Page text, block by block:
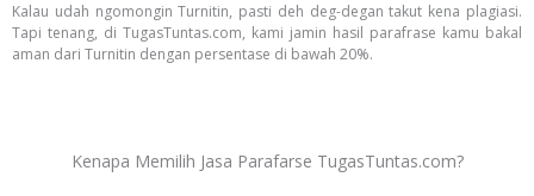
Kalau udah ngomongin Turnitin, pasti deh deg-degan takut kena plagiasi.
Tapi tenang, di TugasTuntas.com, kami jamin hasil parafrase kamu bakal
aman dari Turnitin dengan persentase di bawah 20%.
Kenapa Memilih Jasa Parafarse TugasTuntas.com?